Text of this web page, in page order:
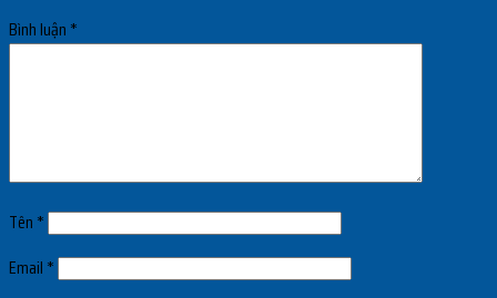
Bình luận *
Tên *
Email *